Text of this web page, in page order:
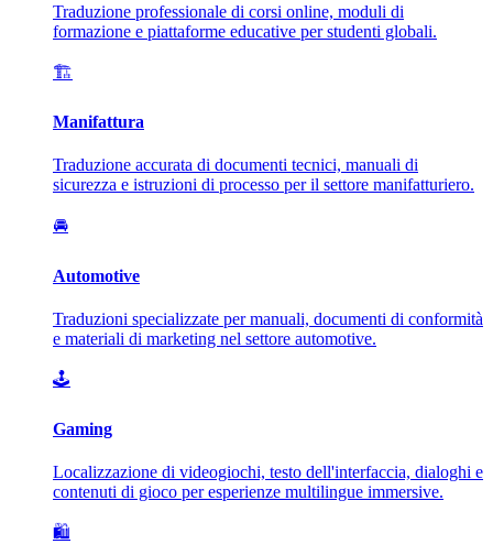
Traduzione professionale di corsi online, moduli di
formazione e piattaforme educative per studenti globali.
🏗️
Manifattura
Traduzione accurata di documenti tecnici, manuali di
sicurezza e istruzioni di processo per il settore manifatturiero.
🚘
Automotive
Traduzioni specializzate per manuali, documenti di conformità
e materiali di marketing nel settore automotive.
🕹️
Gaming
Localizzazione di videogiochi, testo dell'interfaccia, dialoghi e
contenuti di gioco per esperienze multilingue immersive.
🛍️